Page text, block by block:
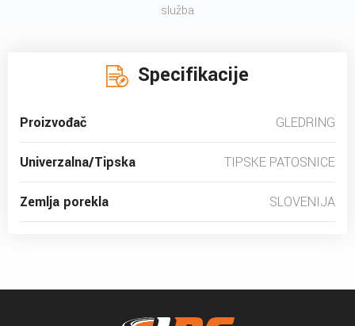
služba
Specifikacije
Proizvođač GLEDRING
Univerzalna/Tipska TIPSKE PATOSNICE
Zemlja porekla SLOVENIJA